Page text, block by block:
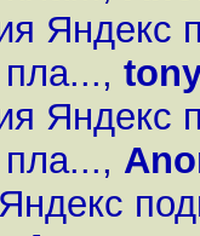
Яндекс
,
Яндекс
,